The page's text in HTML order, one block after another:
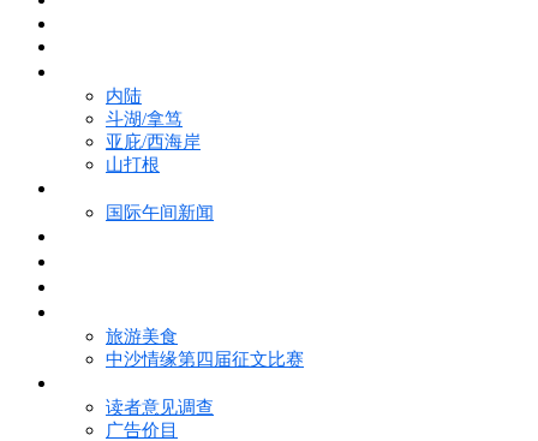
内陆
斗湖/拿笃
亚庇/西海岸
山打根
国际午间新闻
旅游美食
中沙情缘第四届征文比赛
读者意见调查
广告价目